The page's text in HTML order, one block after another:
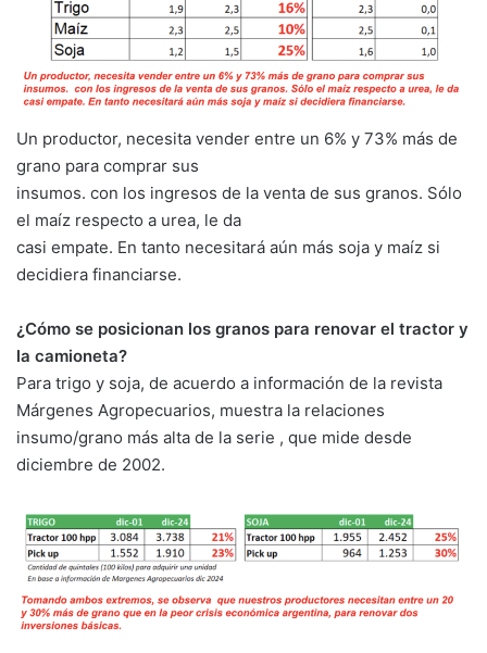
Un productor, necesita vender entre un 6% y 73% más de
grano para comprar sus
insumos. con los ingresos de la venta de sus granos. Sólo
el maíz respecto a urea, le da
casi empate. En tanto necesitará aún más soja y maíz si
decidiera financiarse.
¿Cómo se posicionan los granos para renovar el tractor y
la camioneta?
Para trigo y soja, de acuerdo a información de la revista
Márgenes Agropecuarios, muestra la relaciones
insumo/grano más alta de la serie , que mide desde
diciembre de 2002.